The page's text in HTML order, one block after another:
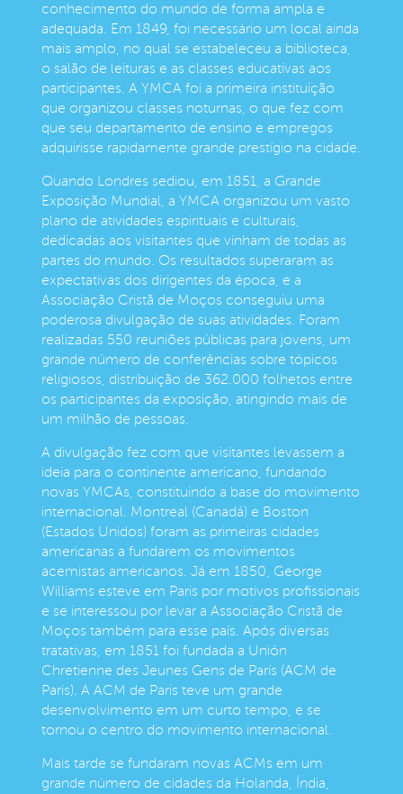
conhecimento do mundo de forma ampla e
adequada. Em 1849, foi necessário um local ainda
mais amplo, no qual se estabeleceu a biblioteca,
o salão de leituras e as classes educativas aos
participantes. A YMCA foi a primeira instituição
que organizou classes noturnas, o que fez com
que seu departamento de ensino e empregos
adquirisse rapidamente grande prestígio na cidade.
Quando Londres sediou, em 1851, a Grande
Exposição Mundial, a YMCA organizou um vasto
plano de atividades espirituais e culturais,
dedicadas aos visitantes que vinham de todas as
partes do mundo. Os resultados superaram as
expectativas dos dirigentes da época, e a
Associação Cristã de Moços conseguiu uma
poderosa divulgação de suas atividades. Foram
realizadas 550 reuniões públicas para jovens, um
grande número de conferências sobre tópicos
religiosos, distribuição de 362.000 folhetos entre
os participantes da exposição, atingindo mais de
um milhão de pessoas.
A divulgação fez com que visitantes levassem a
ideia para o continente americano, fundando
novas YMCAs, constituindo a base do movimento
internacional. Montreal (Canadá) e Boston
(Estados Unidos) foram as primeiras cidades
americanas a fundarem os movimentos
acemistas americanos. Já em 1850, George
Williams esteve em Paris por motivos profissionais
e se interessou por levar a Associação Cristã de
Moços também para esse país. Após diversas
tratativas, em 1851 foi fundada a Unión
Chretienne des Jeunes Gens de París (ACM de
Paris). A ACM de Paris teve um grande
desenvolvimento em um curto tempo, e se
tornou o centro do movimento internacional.
Mais tarde se fundaram novas ACMs em um
grande número de cidades da Holanda, Índia,